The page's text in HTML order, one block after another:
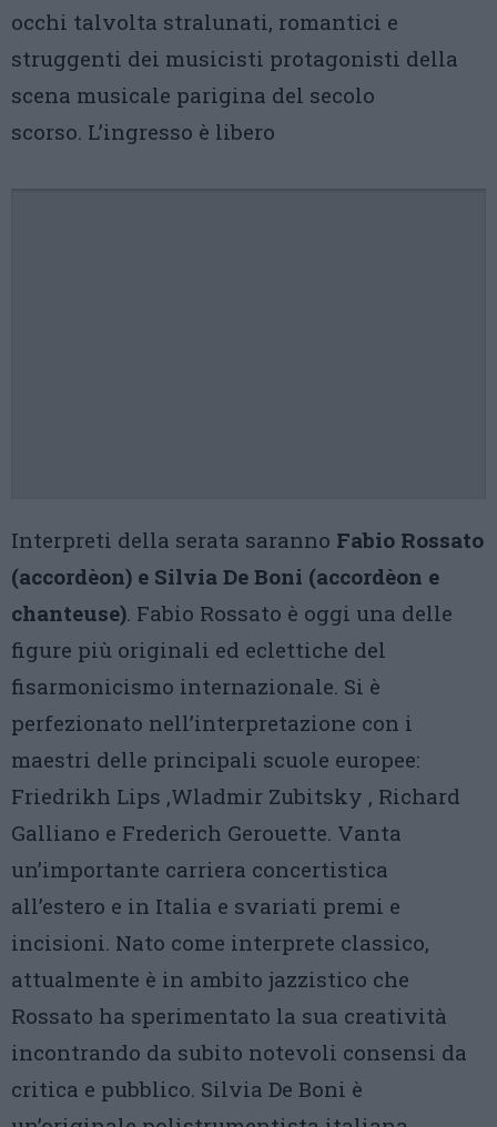
occhi talvolta stralunati, romantici e
struggenti dei musicisti protagonisti della
scena musicale parigina del secolo
scorso. L’ingresso è libero
Interpreti della serata saranno Fabio Rossato
(accordèon) e Silvia De Boni (accordèon e
chanteuse). Fabio Rossato è oggi una delle
figure più originali ed eclettiche del
fisarmonicismo internazionale. Si è
perfezionato nell’interpretazione con i
maestri delle principali scuole europee:
Friedrikh Lips ,Wladmir Zubitsky , Richard
Galliano e Frederich Gerouette. Vanta
un’importante carriera concertistica
all’estero e in Italia e svariati premi e
incisioni. Nato come interprete classico,
attualmente è in ambito jazzistico che
Rossato ha sperimentato la sua creatività
incontrando da subito notevoli consensi da
critica e pubblico. Silvia De Boni è